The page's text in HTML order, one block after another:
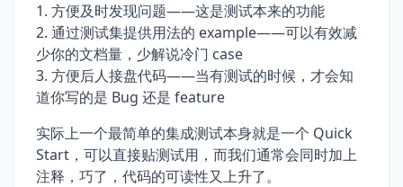
方便及时发现问题——这是测试本来的功能
通过测试集提供用法的 example——可以有效减
少你的文档量，少解说冷门 case
方便后人接盘代码——当有测试的时候，才会知
道你写的是 Bug 还是 feature
实际上一个最简单的集成测试本身就是一个 Quick
Start，可以直接贴测试用，而我们通常会同时加上
注释，巧了，代码的可读性又上升了。